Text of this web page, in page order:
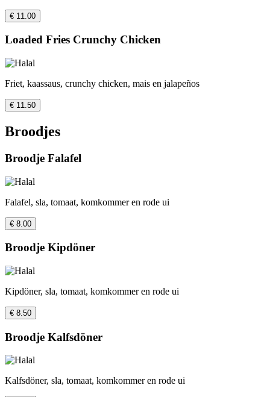
€ 11.00
Loaded Fries Crunchy Chicken
Friet, kaassaus, crunchy chicken, mais en jalapeños
€ 11.50
Broodjes
Broodje Falafel
Falafel, sla, tomaat, komkommer en rode ui
€ 8.00
Broodje Kipdöner
Kipdöner, sla, tomaat, komkommer en rode ui
€ 8.50
Broodje Kalfsdöner
Kalfsdöner, sla, tomaat, komkommer en rode ui